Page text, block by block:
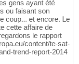
gens ayant été
ou faisant son
coup... et encore. Le
cette affaire de
le rapport
content/te-sat-
trend-report-2014